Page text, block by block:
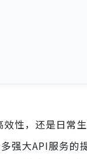
性，还是日常
强大API服务的